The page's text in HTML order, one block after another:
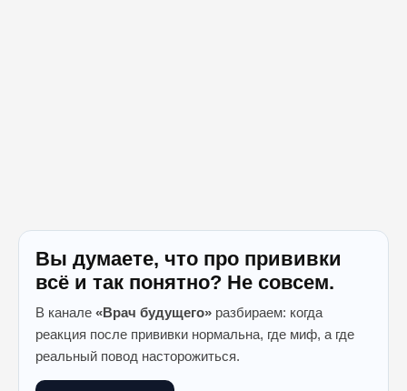
Вы думаете, что про прививки
всё и так понятно? Не совсем.
В канале «Врач будущего» разбираем: когда
реакция после прививки нормальна, где миф, а где
реальный повод насторожиться.